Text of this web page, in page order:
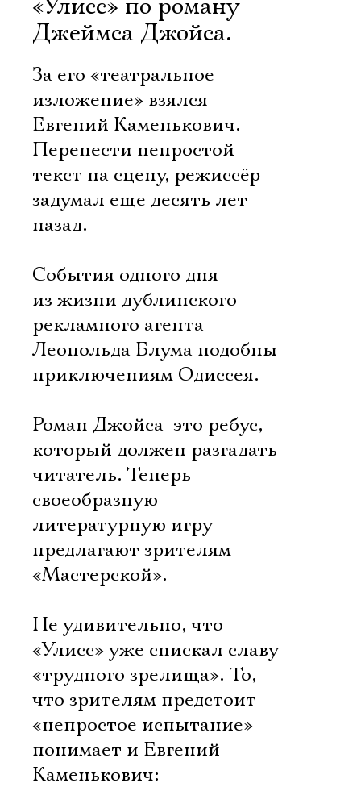
«Улисс» по роману
Джеймса Джойса.
За его «театральное
изложение» взялся
Евгений Каменькович.
Перенести непростой
текст на сцену, режиссёр
задумал еще десять лет
назад.
События одного дня
из жизни дублинского
рекламного агента
Леопольда Блума подобны
приключениям Одиссея.
Роман Джойса  это ребус,
который должен разгадать
читатель. Теперь
своеобразную
литературную игру
предлагают зрителям
«Мастерской».
Не удивительно, что
«Улисс» уже снискал славу
«трудного зрелища». То,
что зрителям предстоит
«непростое испытание»
понимает и Евгений
Каменькович: